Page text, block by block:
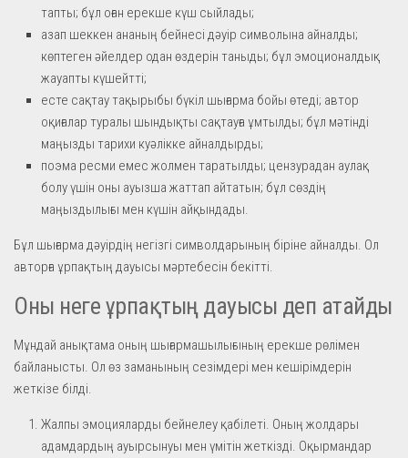
тапты; бұл оған ерекше күш сыйлады;
азап шеккен ананың бейнесі дәуір символына айналды;
көптеген әйелдер одан өздерін таныды; бұл эмоционалдық
жауапты күшейтті;
есте сақтау тақырыбы бүкіл шығарма бойы өтеді; автор
оқиғалар туралы шындықты сақтауға ұмтылды; бұл мәтінді
маңызды тарихи куәлікке айналдырды;
поэма ресми емес жолмен таратылды; цензурадан аулақ
болу үшін оны ауызша жаттап айтатын; бұл сөздің
маңыздылығы мен күшін айқындады.
Бұл шығарма дәуірдің негізгі символдарының біріне айналды. Ол
авторға ұрпақтың дауысы мәртебесін бекітті.
Оны неге ұрпақтың дауысы деп атайды
Мұндай анықтама оның шығармашылығының ерекше рөлімен
байланысты. Ол өз заманының сезімдері мен кешірімдерін
жеткізе білді.
Жалпы эмоцияларды бейнелеу қабілеті. Оның жолдары
адамдардың ауырсынуы мен үмітін жеткізді. Оқырмандар